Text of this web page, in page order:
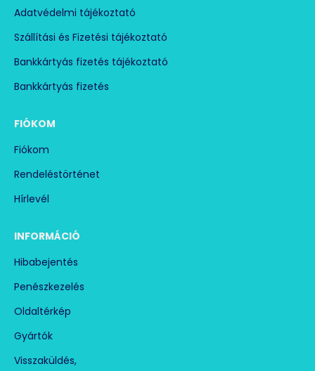
Adatvédelmi tájékoztató
Szállítási és Fizetési tájékoztató
Bankkártyás fizetés tájékoztató
Bankkártyás fizetés
FIÓKOM
Fiókom
Rendeléstörténet
Hírlevél
INFORMÁCIÓ
Hibabejentés
Penészkezelés
Oldaltérkép
Gyártók
Visszaküldés,